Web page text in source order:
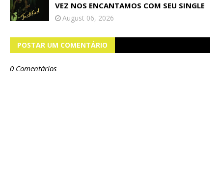
VEZ NOS ENCANTAMOS COM SEU SINGLE
August 06, 2026
POSTAR UM COMENTÁRIO
0 Comentários